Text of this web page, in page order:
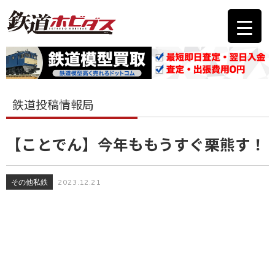
鉄道投稿情報局
【ことでん】今年ももうすぐ栗熊す！
その他私鉄 2023.12.21